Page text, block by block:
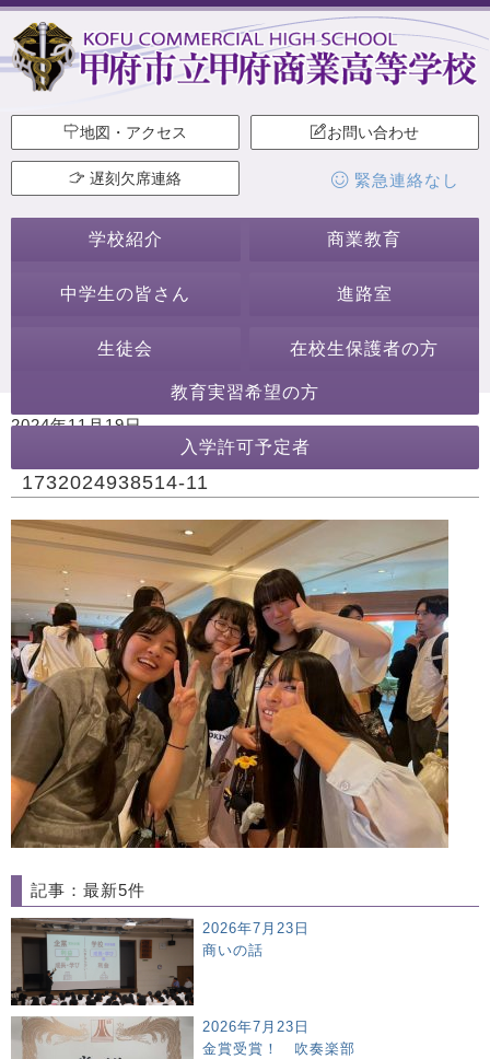
地図・アクセス お問い合わせ
遅刻欠席連絡 緊急連絡なし
学校紹介 商業教育
中学生の皆さん 進路室
生徒会 在校生保護者の方
教育実習希望の方
入学許可予定者
2024年11月19日
1732024938514-11
記事：最新5件
2026年7月23日
商いの話
2026年7月23日
金賞受賞！ 吹奏楽部